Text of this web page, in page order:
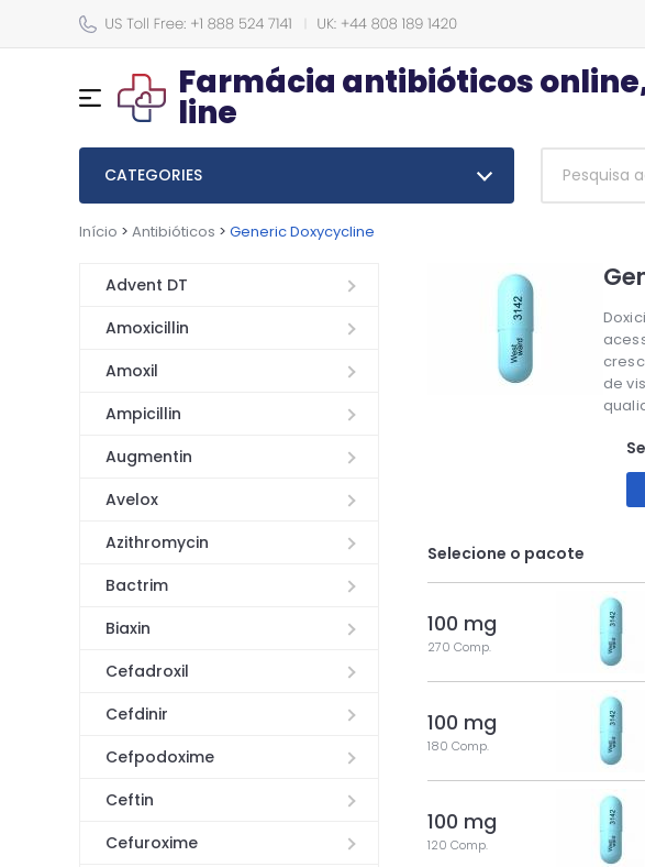
Farmácia antibióticos
line
CATEGORIES
Início > Antibióticos > Generic Doxycycline
Advent DT
Amoxicillin
Amoxil
Ampicillin
Augmentin
Avelox
Azithromycin
Bactrim
Biaxin
Cefadroxil
Cefdinir
Cefpodoxime
Ceftin
Cefuroxime
de
Selecione o pacote
100 mg
270 Comp.
100 mg
180 Comp.
100 mg
120 Comp.